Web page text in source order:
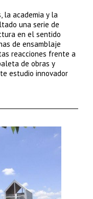
la academia y la
una serie de
en el sentido
de ensamblaje
reacciones frente a
de obras y
estudio innovador